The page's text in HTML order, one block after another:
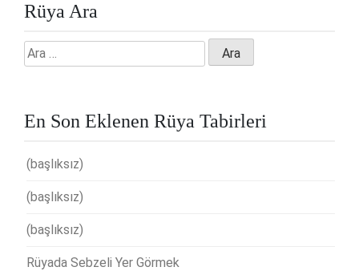
Rüya Ara
Arama:
En Son Eklenen Rüya Tabirleri
(başlıksız)
(başlıksız)
(başlıksız)
Rüyada Sebzeli Yer Görmek